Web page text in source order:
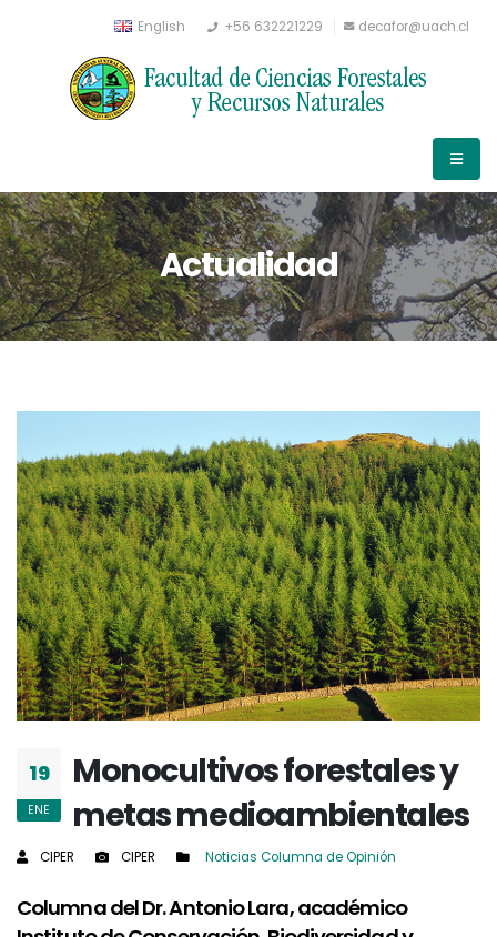
English +56 632221229 decafor@uach.cl
Actualidad
19
ENE
Monocultivos forestales y
metas medioambientales
CIPER CIPER Noticias Columna de Opinión
Columna del Dr. Antonio Lara, académico